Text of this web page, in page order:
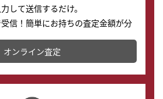
して送信するだけ。
信！簡単にお持ちの査定金額が分
オンライン査定